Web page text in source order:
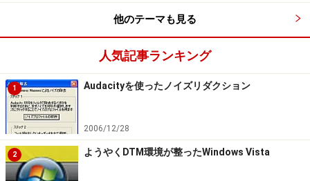
他のテーマも見る
人気記事ランキング
1 Audacityを使ったノイズリダクション
2006/12/28
2 ようやくDTM環境が整ったWindows Vista